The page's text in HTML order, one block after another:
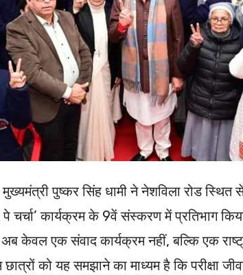
मुख्यमंत्री पुष्कर सिंह धामी ने नेशविला रोड
पे चर्चा’ कार्यक्रम के 9वें संस्करण में प्रतिभाग
अब केवल एक संवाद कार्यक्रम नहीं, बल्कि एक
को यह समझाने का माध्यम है कि परीक्षा